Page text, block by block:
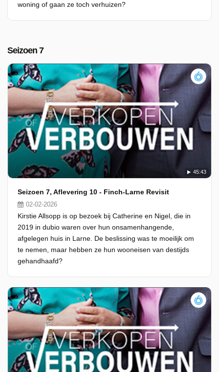
woning of gaan ze toch verhuizen?
Seizoen 7
45:43
Seizoen 7, Aflevering 10 - Finch-Larne Revisit
02-02-2026
Kirstie Allsopp is op bezoek bij Catherine en Nigel, die in
2019 in dubio waren over hun onsamenhangende,
afgelegen huis in Larne. De beslissing was te moeilijk om
te nemen, maar hebben ze hun wooneisen van destijds
gehandhaafd?